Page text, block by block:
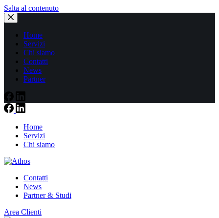
Salta al contenuto
Home
Servizi
Chi siamo
Contatti
News
Partner
Home
Servizi
Chi siamo
Contatti
News
Partner & Studi
Area Clienti